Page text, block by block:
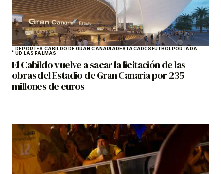
DEPORTES CABILDO DE GRAN CANARIADESTACADOSFÚTBOLPORTADA
UD LAS PALMAS
El Cabildo vuelve a sacar la licitación de las
obras del Estadio de Gran Canaria por 235
millones de euros